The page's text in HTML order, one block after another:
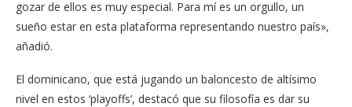
gozar de ellos es muy especial. Para mí es un orgullo, un
sueño estar en esta plataforma representando nuestro país»,
añadió.
El dominicano, que está jugando un baloncesto de altísimo
nivel en estos ‘playoffs’, destacó que su filosofía es dar su